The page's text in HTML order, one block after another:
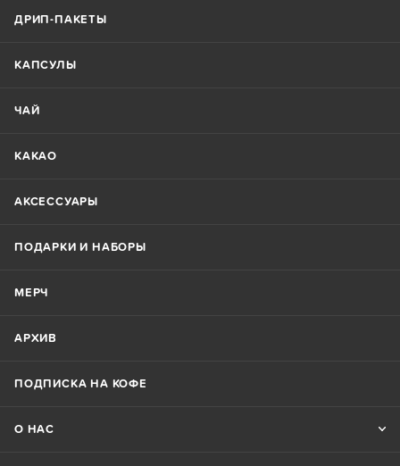
ДРИП-ПАКЕТЫ
КАПСУЛЫ
ЧАЙ
КАКАО
АКСЕССУАРЫ
ПОДАРКИ И НАБОРЫ
МЕРЧ
АРХИВ
ПОДПИСКА НА КОФЕ
О НАС